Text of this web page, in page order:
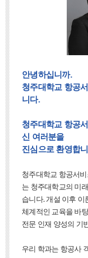
안녕하십니까.
청주대학교 항공
니다.
청주대학교 항공
신 여러분을
진심으로 환영합
청주대학교 항공서
는 청주대학교의 미
습니다. 개설 이후 이
체계적인 교육을 바
전문 인재 양성의 기
우리 학과는 항공사